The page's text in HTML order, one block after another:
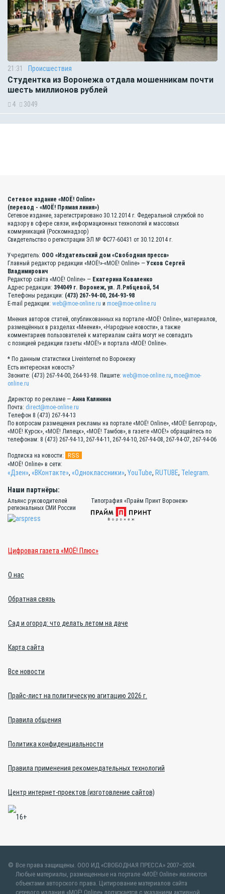
21:31 Происшествия
Студентка из Воронежа отдала мошенникам почти
шесть миллионов рублей
4 3049
Сетевое издание «МОЁ! Online»
(перевод - «МОЁ! Прямая линия»)
Сетевое издание, зарегистрировано 30.12.2014 г. Федеральной службой по
надзору в сфере связи, информационных технологий и массовых
коммуникаций (Роскомнадзор)
Свидетельство о регистрации ЭЛ № ФС77-60431 от 30.12.2014 г.
Учредитель: ООО «Издательский дом «Свободная пресса»
Главный редактор редакции «МОЁ!»-«МОЁ! Online» — Усков Сергей
Владимирович
Редактор сайта «МОЁ! Online» — Екатерина Коваленко
Адрес редакции: 394049 г. Воронеж, ул. Л.Рябцевой, 54
Телефоны редакции: (473) 267-94-00, 264-93-98
E-mail редакции: web@moe-online.ru и moe@moe-online.ru
Мнения авторов статей, опубликованных на портале «МОЁ! Online», материалов,
размещённых в разделах «Мнения», «Народные новости», а также
комментариев пользователей к материалам сайта могут не совпадать
с позицией редакции газеты «МОЁ!» и портала «МОЁ! Online».
* По данным статистики Liveinternet по Воронежу
Есть интересная новость?
Звоните: (473) 267-94-00, 264-93-98. Пишите: web@moe-online.ru moe@moe-
online.ru
Директор по рекламе — Анна Калинина
Почта: direct@moe-online.ru
Телефон 8 (473) 267-94-13
По вопросам размещения рекламы на портале «МОЁ! Online», «МОЁ! Белгород»,
«МОЁ! Курск», «МОЁ! Липецк», «МОЁ! Тамбов», в газете «МОЁ!» обращайтесь по
телефонам: 8 (473) 267-94-13, 267-94-11, 267-94-10, 267-94-08, 267-94-07, 267-94-06
Подписка на новости: RSS
«МОЁ! Online» в сети:
«Дзен», «ВКонтакте», «Одноклассники», YouTube, RUTUBE, Telegram
Наши партнёры:
Альянс руководителей
региональных СМИ России
Типография «Прайм Принт Воронеж»
Цифровая газета «МОЁ! Плюс»
О нас
Обратная связь
Сад и огород: что делать летом на даче
Карта сайта
Все новости
Прайс-лист на политическую агитацию 2026 г.
Правила общения
Политика конфиденциальности
Правила применения рекомендательных технологий
Центр интернет-проектов (изготовление сайтов)
Все права защищены. ООО ИД «СВОБОДНАЯ ПРЕССА» 2007–2024.
Любые материалы, размещенные на портале «МОЁ! Online» являются
объектами авторского права. Цитирование материалов сайта
сетевого издания «МОЁ! Online» допускается с указанием активной